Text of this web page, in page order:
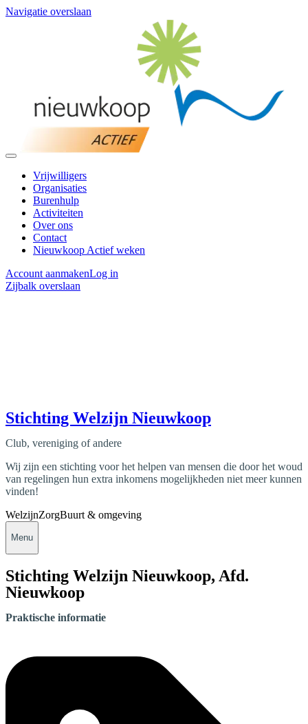
Navigatie overslaan
Vrijwilligers
Organisaties
Burenhulp
Activiteiten
Over ons
Contact
Nieuwkoop Actief weken
Account aanmakenLog in
Zijbalk overslaan
Stichting Welzijn Nieuwkoop
Club, vereniging of andere
Wij zijn een stichting voor het helpen van mensen die door het woud
van regelingen hun extra inkomens mogelijkheden niet meer kunnen
vinden!
WelzijnZorgBuurt & omgeving
Menu
Stichting Welzijn Nieuwkoop, Afd.
Nieuwkoop
Praktische informatie